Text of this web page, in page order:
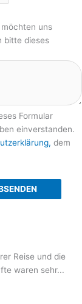
uns
bitte dieses
Formular
einverstanden.
dem
Reise und die
waren sehr...